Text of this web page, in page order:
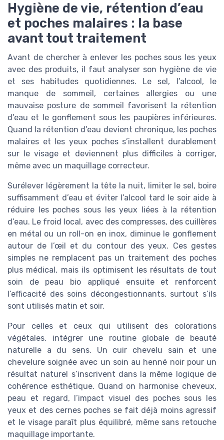
Hygiène de vie, rétention d’eau
et poches malaires : la base
avant tout traitement
Avant de chercher à enlever les poches sous les yeux
avec des produits, il faut analyser son hygiène de vie
et ses habitudes quotidiennes. Le sel, l’alcool, le
manque de sommeil, certaines allergies ou une
mauvaise posture de sommeil favorisent la rétention
d’eau et le gonflement sous les paupières inférieures.
Quand la rétention d’eau devient chronique, les poches
malaires et les yeux poches s’installent durablement
sur le visage et deviennent plus difficiles à corriger,
même avec un maquillage correcteur.
Surélever légèrement la tête la nuit, limiter le sel, boire
suffisamment d’eau et éviter l’alcool tard le soir aide à
réduire les poches sous les yeux liées à la rétention
d’eau. Le froid local, avec des compresses, des cuillères
en métal ou un roll-on en inox, diminue le gonflement
autour de l’œil et du contour des yeux. Ces gestes
simples ne remplacent pas un traitement des poches
plus médical, mais ils optimisent les résultats de tout
soin de peau bio appliqué ensuite et renforcent
l’efficacité des soins décongestionnants, surtout s’ils
sont utilisés matin et soir.
Pour celles et ceux qui utilisent des colorations
végétales, intégrer une routine globale de beauté
naturelle a du sens. Un cuir chevelu sain et une
chevelure soignée avec un soin au henné noir pour un
résultat naturel s’inscrivent dans la même logique de
cohérence esthétique. Quand on harmonise cheveux,
peau et regard, l’impact visuel des poches sous les
yeux et des cernes poches se fait déjà moins agressif
et le visage paraît plus équilibré, même sans retouche
maquillage importante.